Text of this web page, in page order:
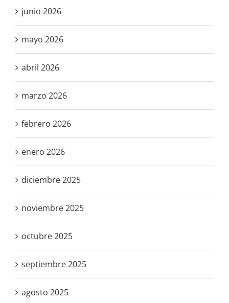
junio 2026
mayo 2026
abril 2026
marzo 2026
febrero 2026
enero 2026
diciembre 2025
noviembre 2025
octubre 2025
septiembre 2025
agosto 2025